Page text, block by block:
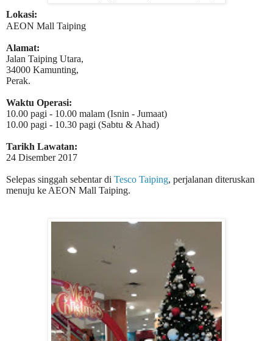
Lokasi:
AEON Mall Taiping
Alamat:
Jalan Taiping Utara,
34000 Kamunting,
Perak.
Waktu Operasi:
10.00 pagi - 10.00 malam (Isnin - Jumaat)
10.00 pagi - 10.30 pagi (Sabtu & Ahad)
Tarikh Lawatan:
24 Disember 2017
Selepas singgah sebentar di Tesco Taiping, perjalanan diteruskan
menuju ke AEON Mall Taiping.